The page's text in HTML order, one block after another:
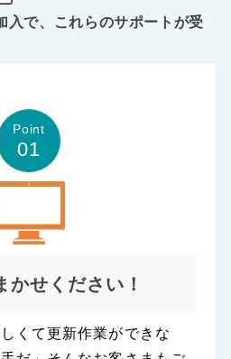
入で、これらのサポートが受
Point
01
かせください！
くて更新作業ができな